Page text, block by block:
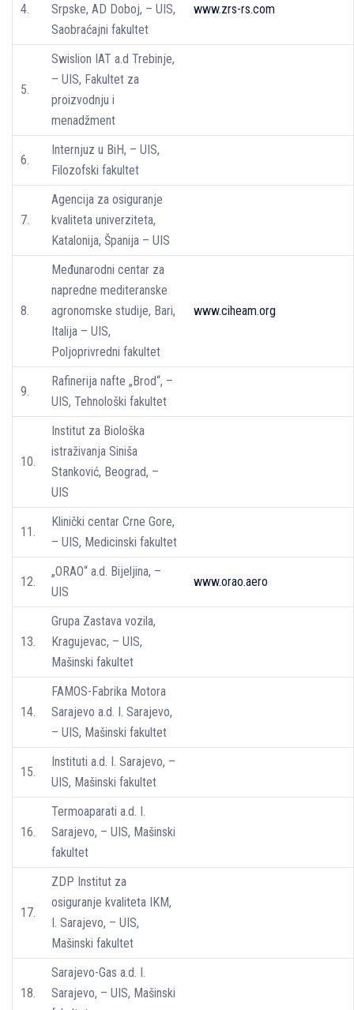
4.
Srpske, AD Doboj, – UIS,
Saobraćajni fakultet
www.zrs-rs.com
5.
Swislion IAT a.d Trebinje,
– UIS, Fakultet za
proizvodnju i
menadžment
6.
Internjuz u BiH, – UIS,
Filozofski fakultet
7.
Agencija za osiguranje
kvaliteta univerziteta,
Katalonija, Španija – UIS
8.
Međunarodni centar za
napredne mediteranske
agronomske studije, Bari,
Italija – UIS,
Poljoprivredni fakultet
www.ciheam.org
9.
Rafinerija nafte „Brod“, –
UIS, Tehnološki fakultet
10.
Institut za Biološka
istraživanja Siniša
Stanković, Beograd, –
UIS
11.
Klinički centar Crne Gore,
– UIS, Medicinski fakultet
12.
„ORAO“ a.d. Bijeljina, –
UIS
www.orao.aero
13.
Grupa Zastava vozila,
Kragujevac, – UIS,
Mašinski fakultet
14.
FAMOS-Fabrika Motora
Sarajevo a.d. I. Sarajevo,
– UIS, Mašinski fakultet
15.
Instituti a.d. I. Sarajevo, –
UIS, Mašinski fakultet
16.
Termoaparati a.d. I.
Sarajevo, – UIS, Mašinski
fakultet
17.
ZDP Institut za
osiguranje kvaliteta IKM,
I. Sarajevo, – UIS,
Mašinski fakultet
18.
Sarajevo-Gas a.d. I.
Sarajevo, – UIS, Mašinski